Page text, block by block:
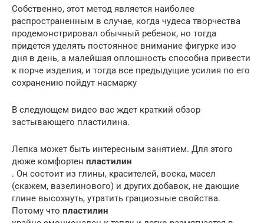
Собственно, этот метод является наиболее
распространенным в случае, когда чудеса творчества
продемонстрировал обычный ребенок, но тогда
придется уделять постоянное внимание фигурке изо
дня в день, а малейшая оплошность способна привести
к порче изделия, и тогда все предыдущие усилия по его
сохранению пойдут насмарку
В следующем видео вас ждет краткий обзор
застывающего пластилина.
Лепка может быть интересным занятием. Для этого
дюже комфортен пластилин
. Он состоит из глины, красителей, воска, масел
(скажем, вазелинового) и других добавок, не дающие
глине высохнуть, утратить грациозные свойства.
Потому что пластилин